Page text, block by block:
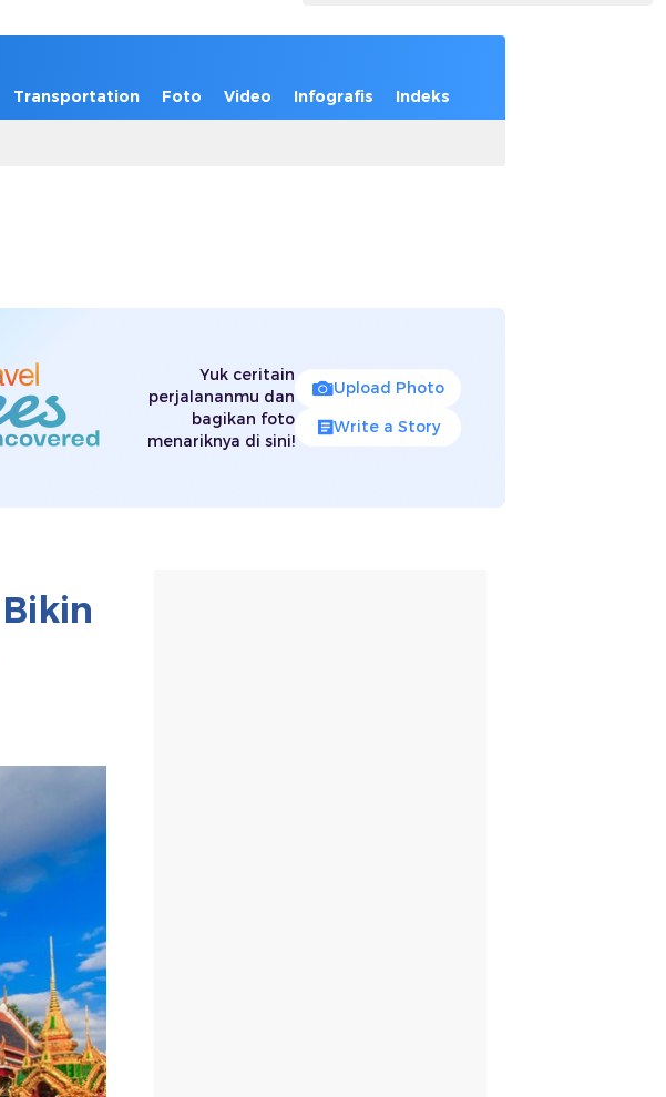
Transportation Foto Video Infografis Indeks
Yuk ceritain
perjalananmu dan
bagikan foto
menariknya di sini!
Upload Photo
Write a Story